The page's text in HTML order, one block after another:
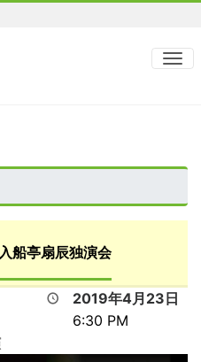
ナ
船亭扇辰独演会
2019年4月23日
6:30 PM